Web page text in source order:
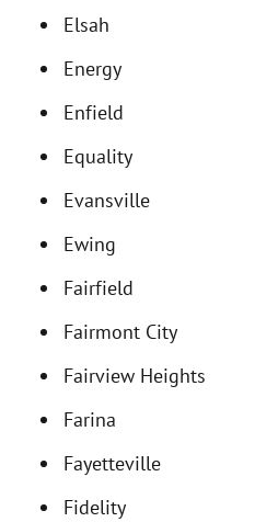
Elsah
Energy
Enfield
Equality
Evansville
Ewing
Fairfield
Fairmont City
Fairview Heights
Farina
Fayetteville
Fidelity